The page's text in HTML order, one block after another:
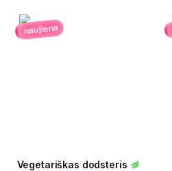
naujiena
Vegetariškas dodsteris